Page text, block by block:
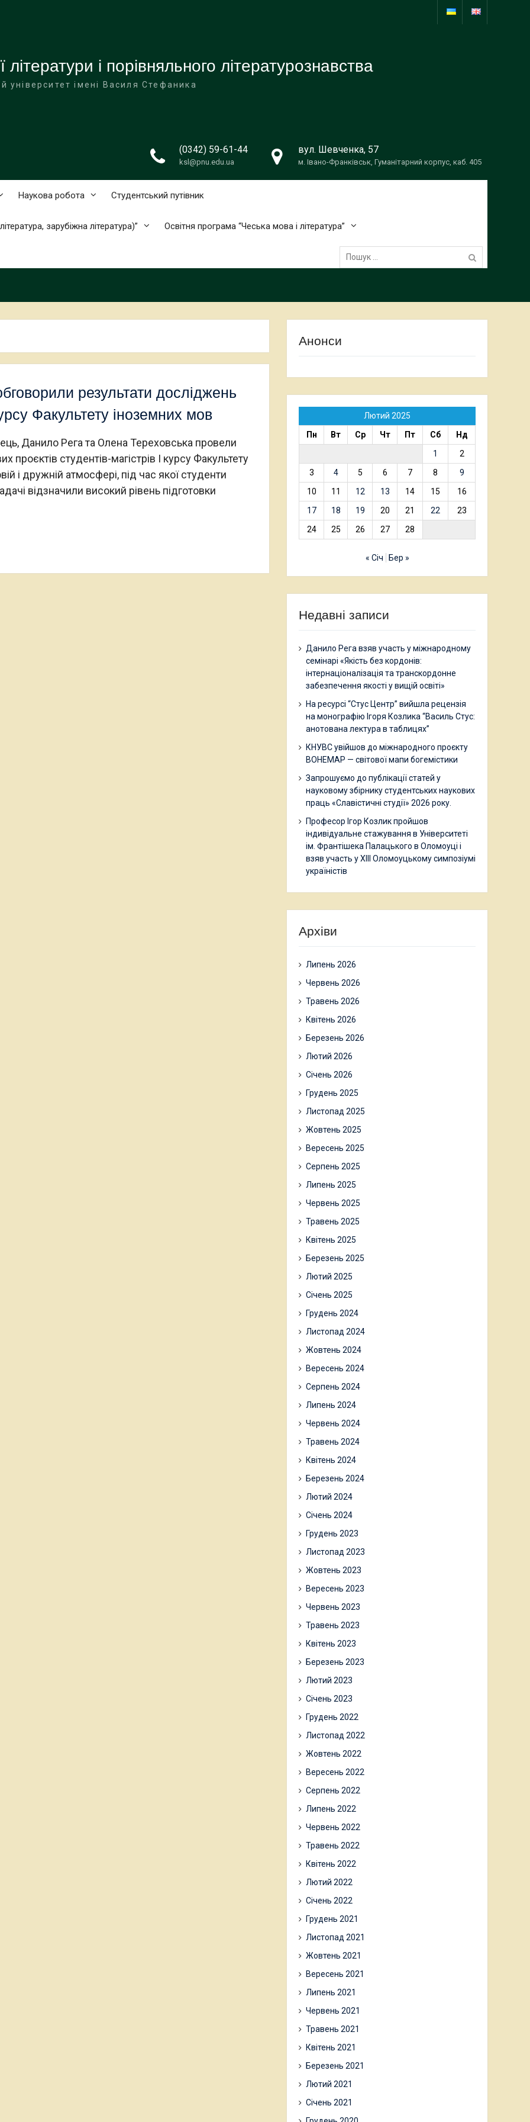
і порівняльного літературознавства
університет імені Василя Стефаника
(0342) 59-61-44
ksl@pnu.edu.ua
вул. Шевченка, 57
м. Івано-Франківськ, Гуманітарний корпус, каб. 405
Наукова робота Студентський путівник
зарубіжна література)” Освітня програма “Чеська мова і література”
Пошук:
результати досліджень
Факультету іноземних мов
Данило Рега та Олена Тереховська провели
проєктів студентів-магістрів І курсу Факультету
і дружній атмосфері, під час якої студенти
відзначили високий рівень підготовки
Анонси
Лютий 2025
Пн
Вт Ср Чт Пт Сб
Нд
1
2
3
4 5 6 7 8
9
10
11 12 13 14 15
16
17
18 19 20 21 22
23
24
25 26 27 28
« Січ Бер »
Недавні записи
Данило Рега взяв участь у міжнародному
семінарі «Якість без кордонів:
інтернаціоналізація та транскордонне
забезпечення якості у вищій освіті»
На ресурсі “Стус Центр” вийшла рецензія
на монографію Ігоря Козлика “Василь Стус:
анотована лектура в таблицях”
КНУВС увійшов до міжнародного проєкту
BOHEMAP — світової мапи богемістики
Запрошуємо до публікації статей у
науковому збірнику студентських наукових
праць «Славістичні студії» 2026 року.
Професор Ігор Козлик пройшов
індивідуальне стажування в Університеті
ім. Франтішека Палацького в Оломоуці і
взяв участь у ХІІІ Оломоуцькому симпозіумі
україністів
Архіви
Липень 2026
Червень 2026
Травень 2026
Квітень 2026
Березень 2026
Лютий 2026
Січень 2026
Грудень 2025
Листопад 2025
Жовтень 2025
Вересень 2025
Серпень 2025
Липень 2025
Червень 2025
Травень 2025
Квітень 2025
Березень 2025
Лютий 2025
Січень 2025
Грудень 2024
Листопад 2024
Жовтень 2024
Вересень 2024
Серпень 2024
Липень 2024
Червень 2024
Травень 2024
Квітень 2024
Березень 2024
Лютий 2024
Січень 2024
Грудень 2023
Листопад 2023
Жовтень 2023
Вересень 2023
Червень 2023
Травень 2023
Квітень 2023
Березень 2023
Лютий 2023
Січень 2023
Грудень 2022
Листопад 2022
Жовтень 2022
Вересень 2022
Серпень 2022
Липень 2022
Червень 2022
Травень 2022
Квітень 2022
Лютий 2022
Січень 2022
Грудень 2021
Листопад 2021
Жовтень 2021
Вересень 2021
Липень 2021
Червень 2021
Травень 2021
Квітень 2021
Березень 2021
Лютий 2021
Січень 2021